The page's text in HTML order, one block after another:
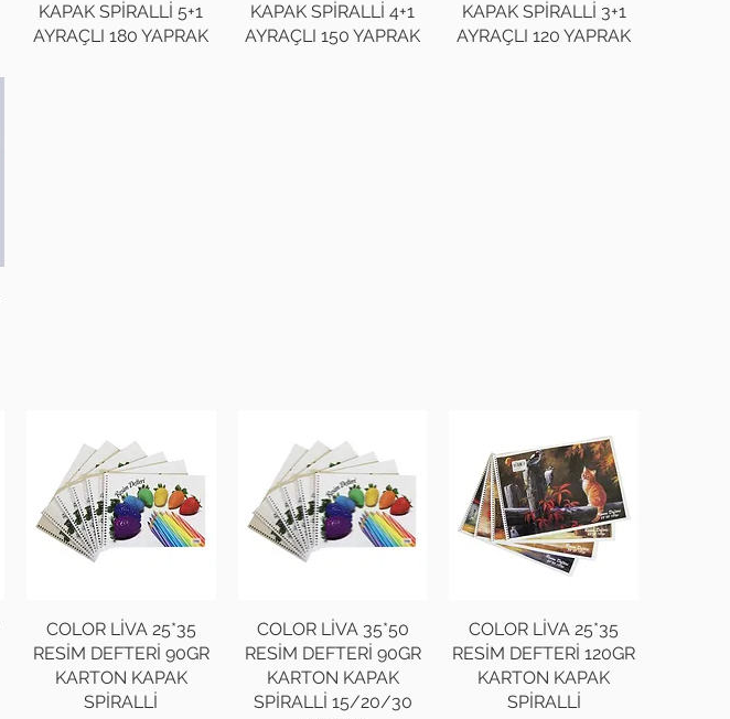
KAPAK SPİRALLİ 5+1
AYRAÇLI 180 YAPRAK
KAPAK SPİRALLİ 4+1
AYRAÇLI 150 YAPRAK
KAPAK SPİRALLİ 3+1
AYRAÇLI 120 YAPRAK
COLOR LİVA 25*35
RESİM DEFTERİ 90GR
KARTON KAPAK
SPİRALLİ
COLOR LİVA 35*50
RESİM DEFTERİ 90GR
KARTON KAPAK
SPİRALLİ 15/20/30
COLOR LİVA 25*35
RESİM DEFTERİ 120GR
KARTON KAPAK
SPİRALLİ